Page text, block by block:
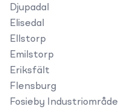
Djupadal
Elisedal
Ellstorp
Emilstorp
Eriksfält
Flensburg
Fosieby Industriområde